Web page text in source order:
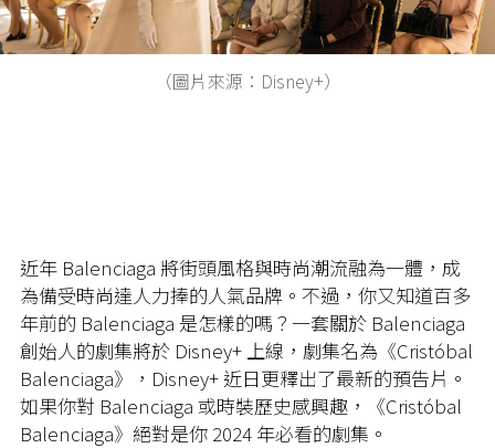
（圖片來源：Disney+）
近年 Balenciaga 將街頭風格與時尚潮流融為一體，成
為備受時尚達人力捧的人氣品牌。不過，你又知道百多
年前的 Balenciaga 是怎樣的嗎？一套關於 Balenciaga
創始人的劇集將於 Disney+ 上線，劇集名為《Cristóbal
Balenciaga》，Disney+ 近日更釋出了最新的預告片。
如果你對 Balenciaga 或時裝歷史感興趣，《Cristóbal
Balenciaga》絕對是你 2024 年必看的劇集。